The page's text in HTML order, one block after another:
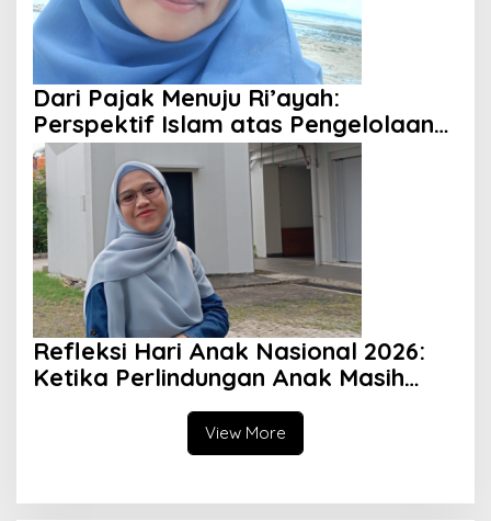
Dari Pajak Menuju Ri’ayah:
Perspektif Islam atas Pengelolaan
Keuangan Negara
Refleksi Hari Anak Nasional 2026:
Ketika Perlindungan Anak Masih
View More